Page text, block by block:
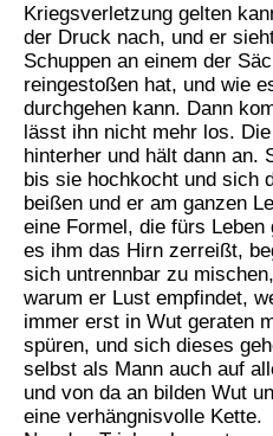
Kriegsverletzung gelten
der Druck nach, und er
Schuppen an einem der
reingestoßen hat, und wie
durchgehen kann. Dann
lässt ihn nicht mehr los.
hinterher und hält dann an.
bis sie hochkocht und sich
beißen und er am ganzen
eine Formel, die fürs Leben
es ihm das Hirn zerreißt,
sich untrennbar zu
warum er Lust empfindet,
immer erst in Wut geraten
spüren, und sich dieses
selbst als Mann auch auf
und von da an bilden Wut
eine verhängnisvolle Kette.